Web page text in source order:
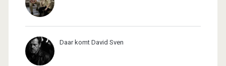
Daar komt David Sven